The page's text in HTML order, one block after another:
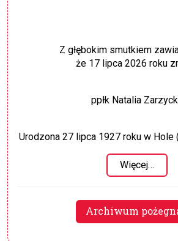
Z głębokim smutkiem
że 17 lipca 2026 roku
ppłk Natalia
Urodzona 27 lipca 1927 roku w Hole
Więcej…
Archiwum